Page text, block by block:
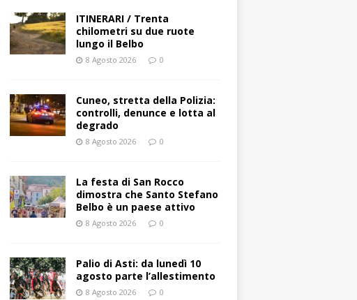
ITINERARI / Trenta
chilometri su due ruote
lungo il Belbo
8 Agosto 2026 0
Cuneo, stretta della Polizia:
controlli, denunce e lotta al
degrado
8 Agosto 2026 0
La festa di San Rocco
dimostra che Santo Stefano
Belbo è un paese attivo
8 Agosto 2026 0
Palio di Asti: da lunedì 10
agosto parte l’allestimento
8 Agosto 2026 0